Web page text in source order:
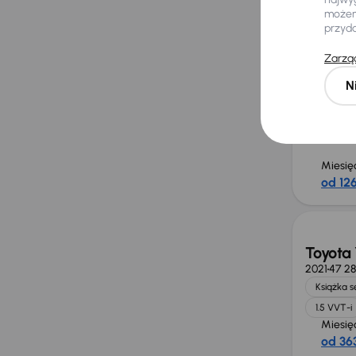
Automat
od
Taniej
Toyota
202147
Książka
1.5 VVT-i
od